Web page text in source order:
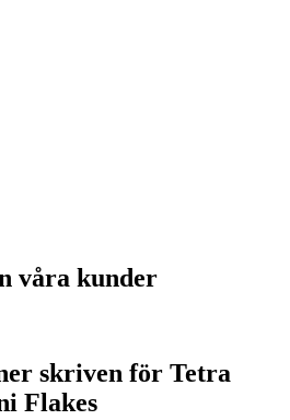
våra kunder
skriven för Tetra
Flakes